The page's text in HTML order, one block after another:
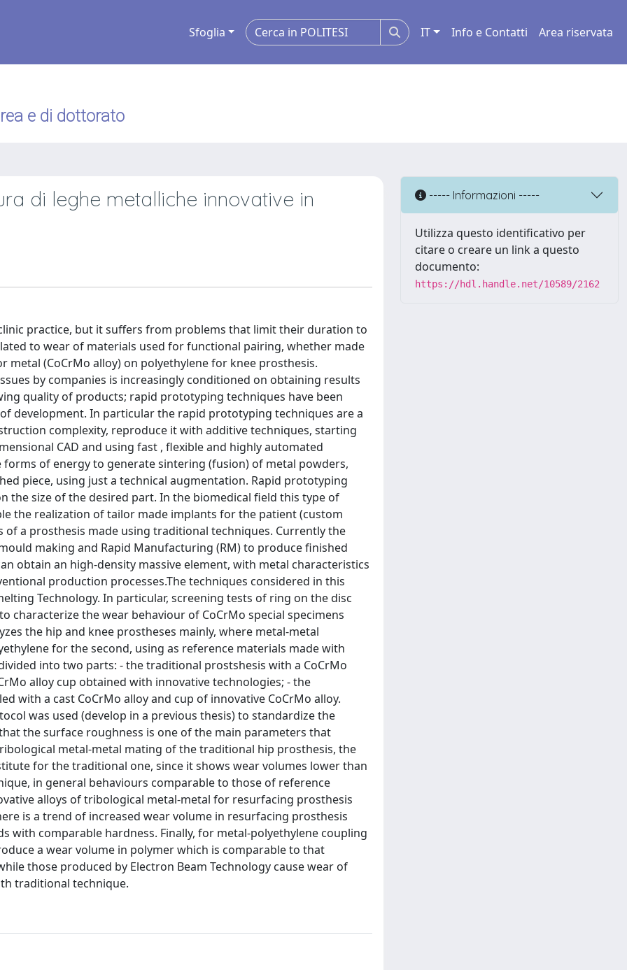
Sfoglia IT Info e Contatti Area riservata
e di dottorato
di leghe metalliche innovative in
practice, but it suffers from problems that limit their duration to
to wear of materials used for functional pairing, whether made
(CoCrMo alloy) on polyethylene for knee prosthesis.
by companies is increasingly conditioned on obtaining results
quality of products; rapid prototyping techniques have been
development. In particular the rapid prototyping techniques are a
complexity, reproduce it with additive techniques, starting
CAD and using fast , flexible and highly automated
of energy to generate sintering (fusion) of metal powders,
piece, using just a technical augmentation. Rapid prototyping
the size of the desired part. In the biomedical field this type of
the realization of tailor made implants for the patient (custom
a prosthesis made using traditional techniques. Currently the
making and Rapid Manufacturing (RM) to produce finished
obtain an high-density massive element, with metal characteristics
production processes.The techniques considered in this
Technology. In particular, screening tests of ring on the disc
characterize the wear behaviour of CoCrMo special specimens
the hip and knee prostheses mainly, where metal-metal
for the second, using as reference materials made with
into two parts: - the traditional prostshesis with a CoCrMo
alloy cup obtained with innovative technologies; - the
with a cast CoCrMo alloy and cup of innovative CoCrMo alloy.
was used (develop in a previous thesis) to standardize the
the surface roughness is one of the main parameters that
metal-metal mating of the traditional hip prosthesis, the
for the traditional one, since it shows wear volumes lower than
in general behaviours comparable to those of reference
alloys of tribological metal-metal for resurfacing prosthesis
is a trend of increased wear volume in resurfacing prosthesis
comparable hardness. Finally, for metal-polyethylene coupling
a wear volume in polymer which is comparable to that
those produced by Electron Beam Technology cause wear of
traditional technique.
----- Informazioni -----
Utilizza questo identificativo per
citare o creare un link a questo
documento:
https://hdl.handle.net/10589/2162